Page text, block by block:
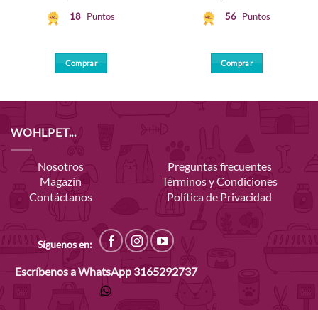
18 Puntos
Comprar
56 Puntos
Comprar
WOHLPET...
Nosotros
Magazín
Contáctanos
Preguntas frecuentes
Términos y Condiciones
Política de Privacidad
Síguenos en:
Escríbenos a WhatsApp 3165292737